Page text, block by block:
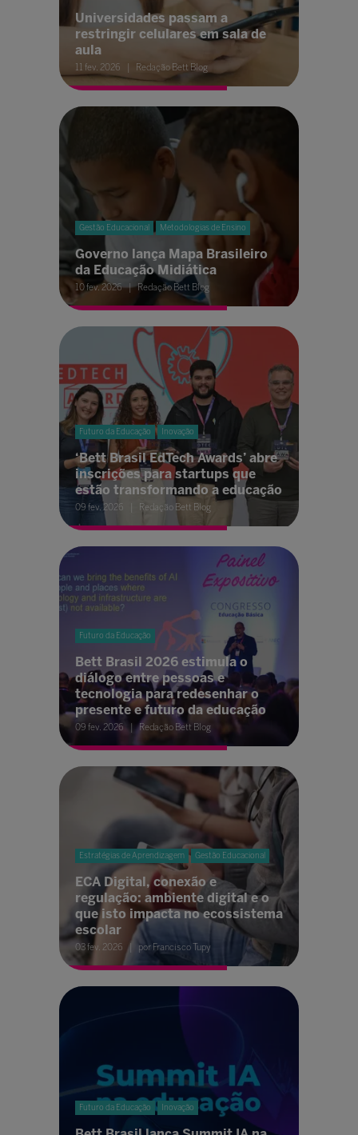
Universidades passam a
restringir celulares em sala de
aula
11 fev. 2026 Redação Bett Blog
Gestão Educacional Metodologias de Ensino
Governo lança Mapa Brasileiro
da Educação Midiática
10 fev. 2026 Redação Bett Blog
Futuro da Educação Inovação
‘Bett Brasil EdTech Awards’ abre
inscrições para startups que
estão transformando a educação
09 fev. 2026 Redação Bett Blog
Futuro da Educação
Bett Brasil 2026 estimula o
diálogo entre pessoas e
tecnologia para redesenhar o
presente e futuro da educação
09 fev. 2026 Redação Bett Blog
Estratégias de Aprendizagem Gestão Educacional
ECA Digital, conexão e
regulação: ambiente digital e o
que isto impacta no ecossistema
escolar
03 fev. 2026 por Francisco Tupy
Futuro da Educação Inovação